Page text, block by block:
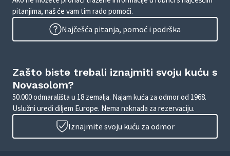
pitanjima, naš će vam tim rado pomoći.
Najčešća pitanja, pomoć i podrška
Zašto biste trebali iznajmiti svoju kuću s
Novasolom?
50.000 odmarališta u 18 zemalja. Najam kuća za odmor od 1968.
Uslužni uredi diljem Europe. Nema naknada za rezervaciju.
Iznajmite svoju kuću za odmor